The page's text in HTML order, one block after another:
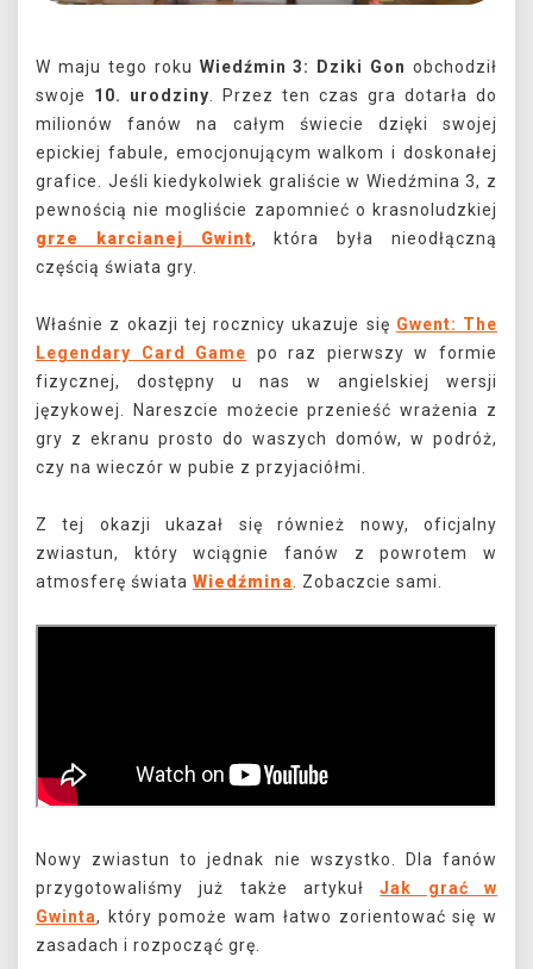
W maju tego roku Wiedźmin 3: Dziki Gon obchodził
swoje 10. urodziny . Przez ten czas gra dotarła do
milionów fanów na całym świecie dzięki swojej
epickiej fabule, emocjonującym walkom i doskonałej
grafice. Jeśli kiedykolwiek graliście w Wiedźmina 3, z
pewnością nie mogliście zapomnieć o krasnoludzkiej
grze karcianej Gwint, która była nieodłączną
częścią świata gry.
Właśnie z okazji tej rocznicy ukazuje się Gwent: The
Legendary Card Game po raz pierwszy w formie
fizycznej, dostępny u nas w angielskiej wersji
językowej. Nareszcie możecie przenieść wrażenia z
gry z ekranu prosto do waszych domów, w podróż,
czy na wieczór w pubie z przyjaciółmi.
Z tej okazji ukazał się również nowy, oficjalny
zwiastun, który wciągnie fanów z powrotem w
atmosferę świata Wiedźmina . Zobaczcie sami.
Nowy zwiastun to jednak nie wszystko. Dla fanów
przygotowaliśmy już także artykułJak grać w
Gwinta, który pomoże wam łatwo zorientować się w
zasadach i rozpocząć grę.